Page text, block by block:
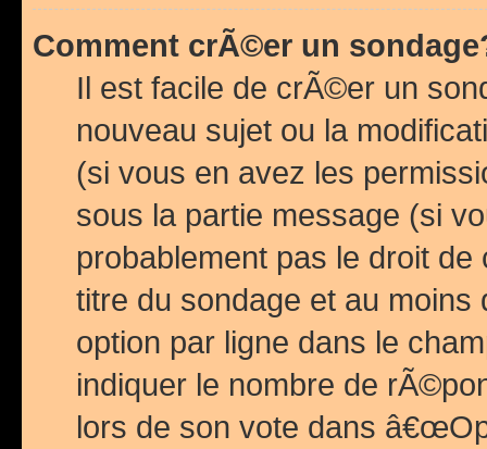
Comment crÃ©er un
Il est facile de crÃ©er un
nouveau sujet ou la
(si vous en avez les
sous la partie message (si
probablement pas le droit
titre du sondage et au
option par ligne dans le
indiquer le nombre de
lors de son vote dans